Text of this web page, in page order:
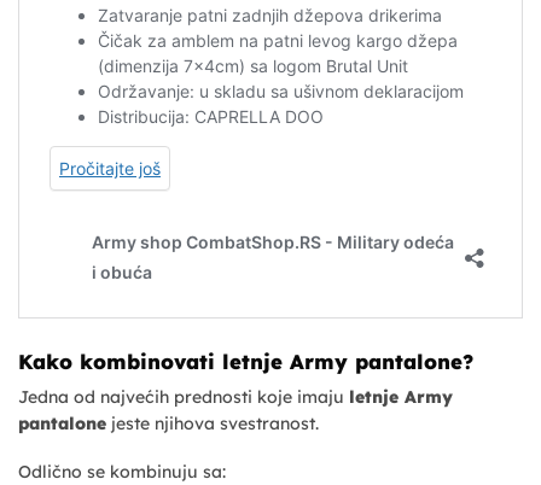
Kako kombinovati letnje Army pantalone?
Jedna od najvećih prednosti koje imaju letnje Army
pantalone jeste njihova svestranost.
Odlično se kombinuju sa: